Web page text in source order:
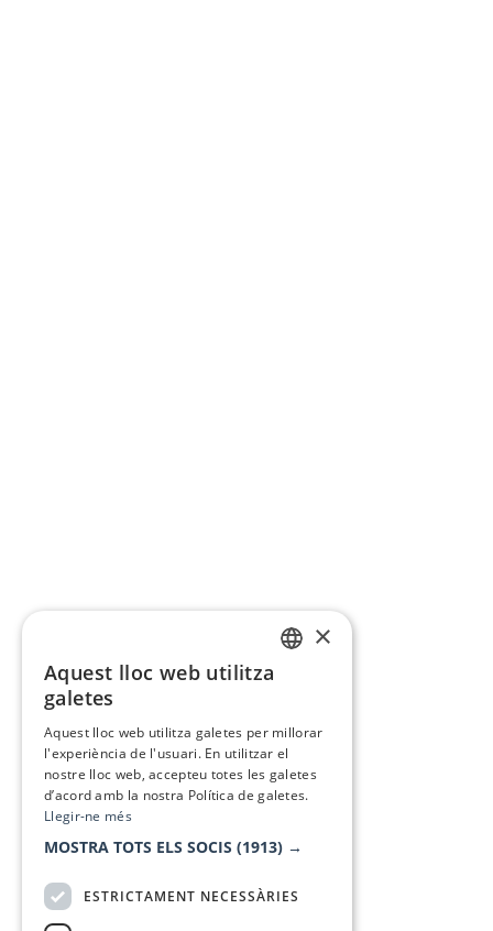
×
Aquest lloc web utilitza
galetes
Aquest lloc web utilitza galetes per millorar
l'experiència de l'usuari. En utilitzar el
nostre lloc web, accepteu totes les galetes
d’acord amb la nostra Política de galetes.
Llegir-ne més
MOSTRA TOTS ELS SOCIS (1913) →
ESTRICTAMENT NECESSÀRIES